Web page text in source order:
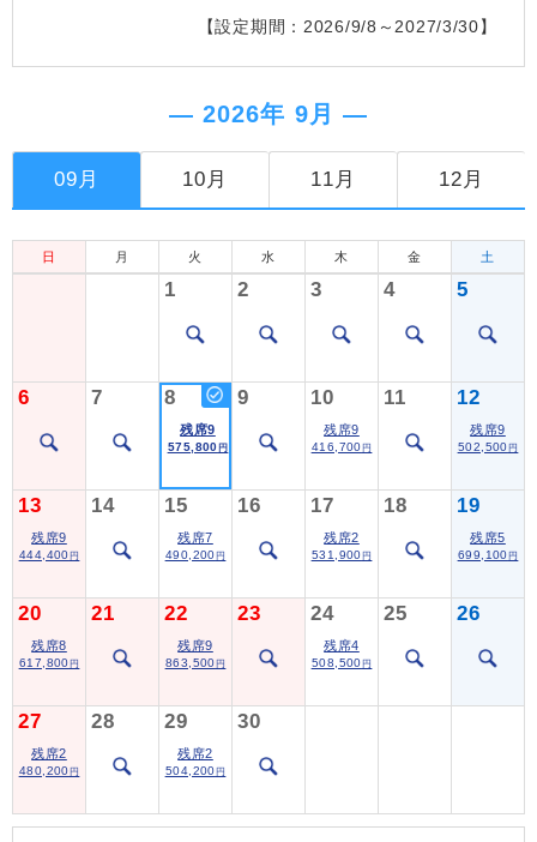
【設定期間：2026/9/8～2027/3/30】
― 2026年 9月 ―
09月 10月 11月 12月
日 月 火 水 木 金 土
1 2 3 4 5
6 7 8
残席9
575,800 円
9 10
残席9
416,700 円
11 12
残席9
502,500 円
13
残席9
444,400 円
14 15
残席7
490,200 円
16 17
残席2
531,900 円
18 19
残席5
699,100 円
20
残席8
617,800 円
21 22
残席9
863,500 円
23 24
残席4
508,500 円
25 26
27
残席2
480,200 円
28 29
残席2
504,200 円
30